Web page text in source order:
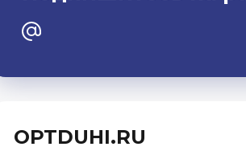
OPTDUHI.RU